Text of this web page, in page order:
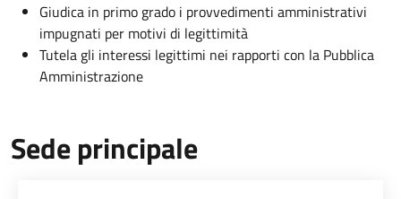
Giudica in primo grado i provvedimenti amministrativi
impugnati per motivi di legittimità
Tutela gli interessi legittimi nei rapporti con la Pubblica
Amministrazione
Sede principale